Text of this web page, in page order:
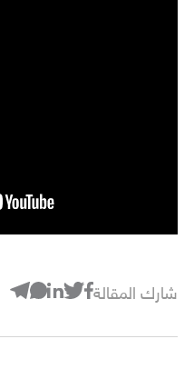
شارك المقالة